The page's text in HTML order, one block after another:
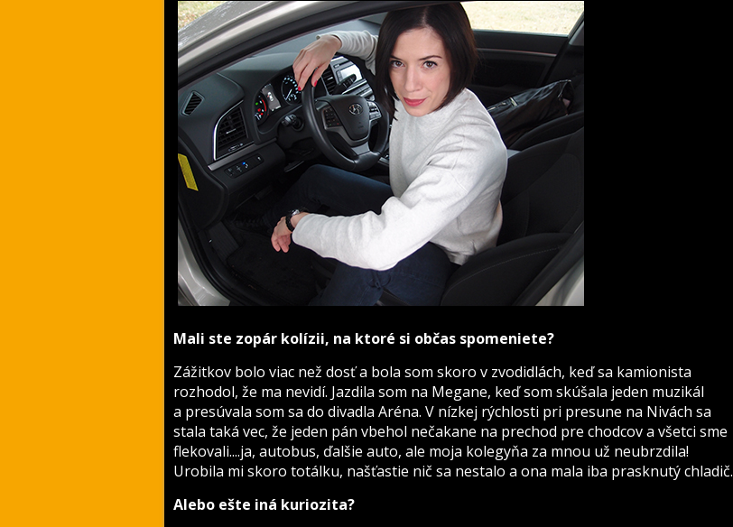
Mali ste zopár kolízii, na ktoré si občas spomeniete?
Zážitkov bolo viac než dosť a bola som skoro v zvodidlách, keď sa kamionista
rozhodol, že ma nevidí. Jazdila som na Megane, keď som skúšala jeden muzikál
a presúvala som sa do divadla Aréna. V nízkej rýchlosti pri presune na Nivách sa
stala taká vec, že jeden pán vbehol nečakane na prechod pre chodcov a všetci sme
flekovali....ja, autobus, ďalšie auto, ale moja kolegyňa za mnou už neubrzdila!
Urobila mi skoro totálku, našťastie nič sa nestalo a ona mala iba prasknutý chladič.
Alebo ešte iná kuriozita?